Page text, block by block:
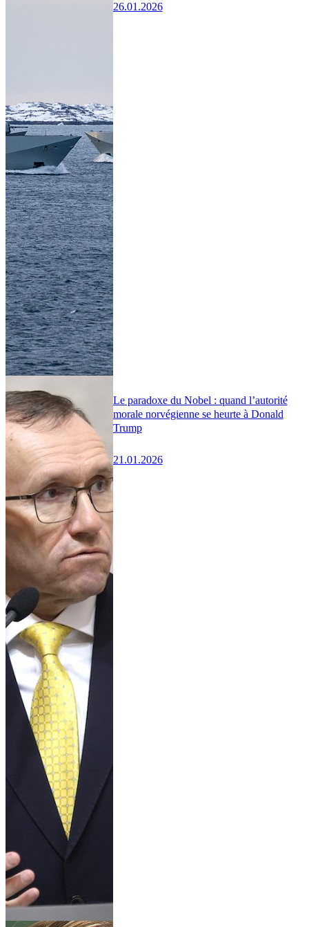
26.01.2026
Le paradoxe du Nobel : quand l’autorité
morale norvégienne se heurte à Donald
Trump
21.01.2026